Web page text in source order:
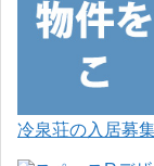
冷泉荘の入居募